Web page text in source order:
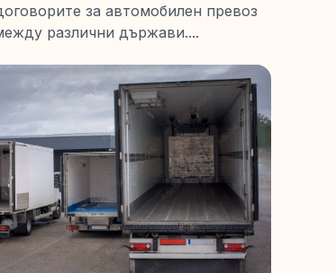
за автомобилен превоз
различни държави....